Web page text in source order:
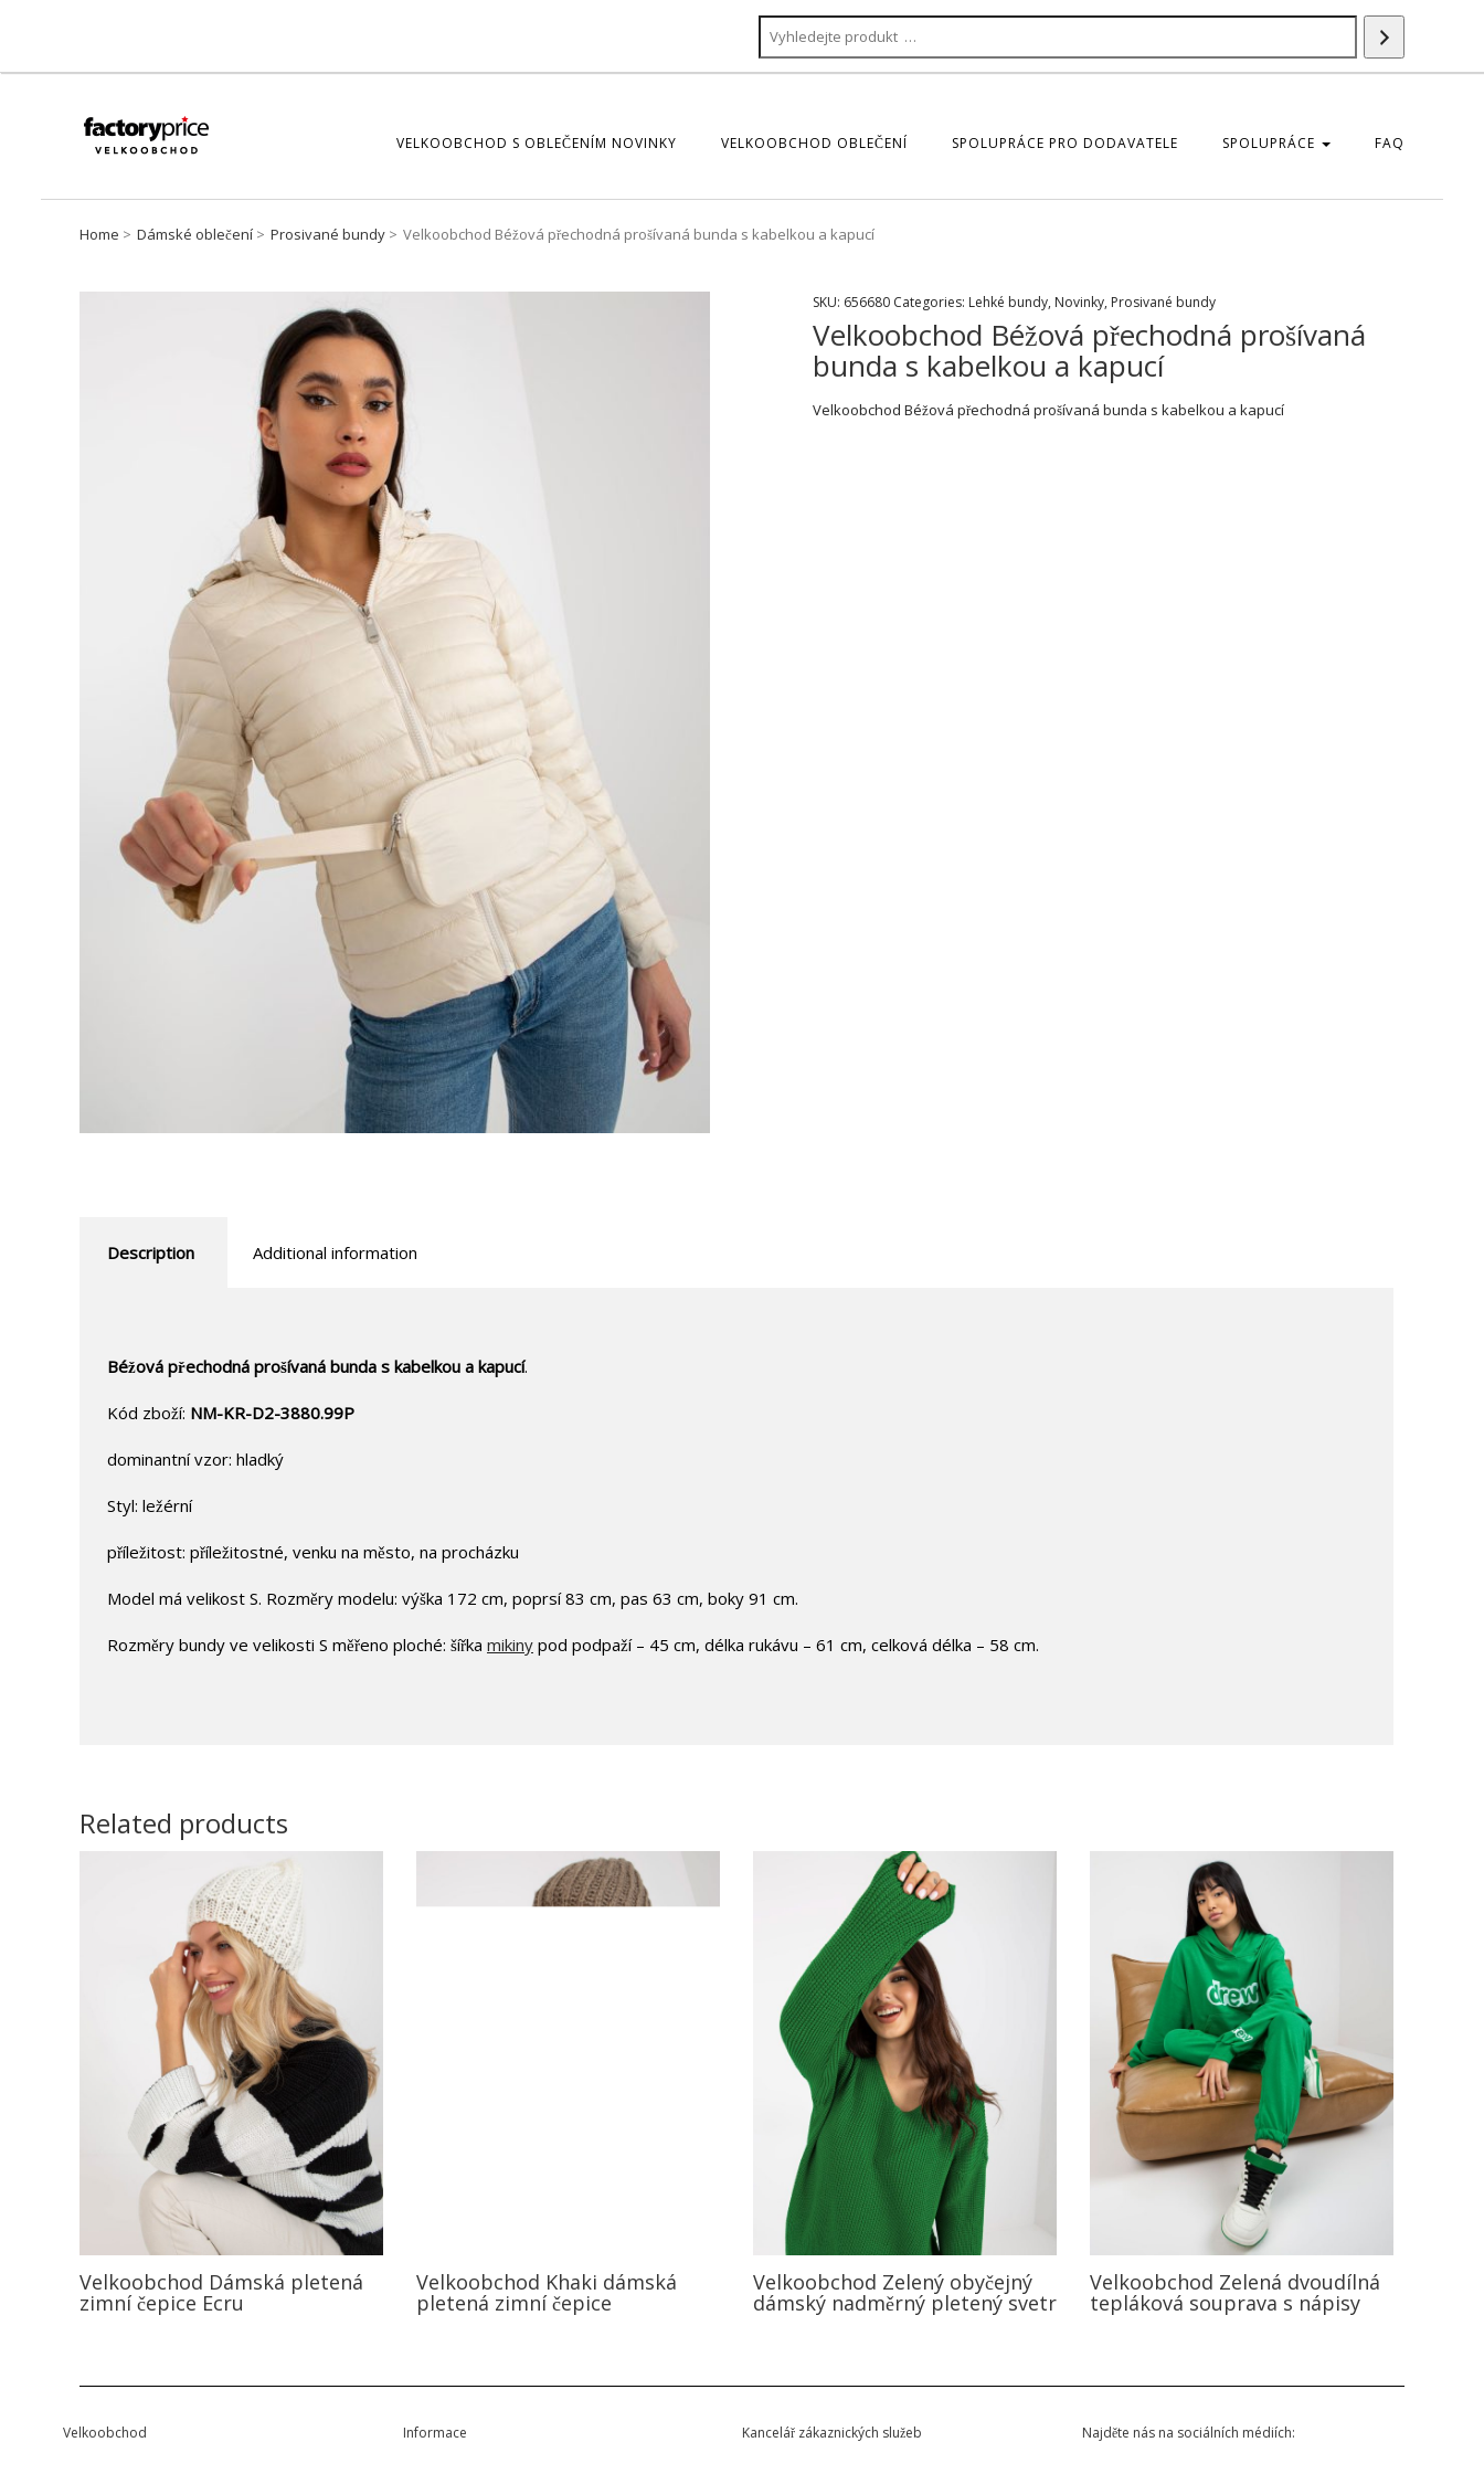
VELKOOBCHOD S OBLEČENÍM NOVINKY VELKOOBCHOD OBLEČENÍ SPOLUPRÁCE PRO DODAVATELE SPOLUPRÁCE FAQ
Home Dámské oblečení Prosivané bundy Velkoobchod Béžová přechodná prošívaná bunda s kabelkou a kapucí
SKU: 656680 Categories: Lehké bundy, Novinky, Prosivané bundy
Velkoobchod Béžová přechodná prošívaná
bunda s kabelkou a kapucí
Velkoobchod Béžová přechodná prošívaná bunda s kabelkou a kapucí
Description Additional information
Béžová přechodná prošívaná bunda s kabelkou a kapucí.
Kód zboží: NM-KR-D2-3880.99P
dominantní vzor: hladký
Styl: ležérní
příležitost: příležitostné, venku na město, na procházku
Model má velikost S. Rozměry modelu: výška 172 cm, poprsí 83 cm, pas 63 cm, boky 91 cm.
Rozměry bundy ve velikosti S měřeno ploché: šířka mikiny pod podpaží – 45 cm, délka rukávu – 61 cm, celková délka – 58 cm.
Related products
Velkoobchod Dámská pletená
zimní čepice Ecru
Velkoobchod Khaki dámská
pletená zimní čepice
Velkoobchod Zelený obyčejný
dámský nadměrný pletený svetr
Velkoobchod Zelená dvoudílná
tepláková souprava s nápisy
Velkoobchod Informace Kancelář zákaznických služeb Najděte nás na sociálních médiích: